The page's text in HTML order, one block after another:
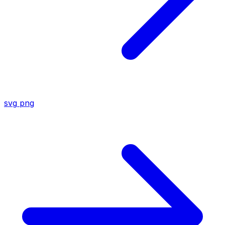
svg png